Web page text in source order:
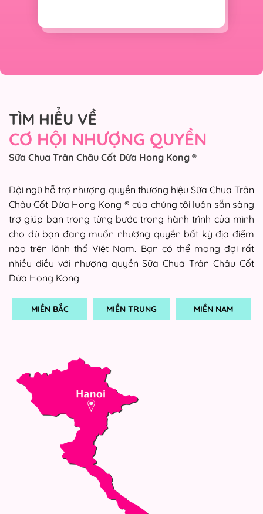
TÌM HIỂU VỀ
CƠ HỘI NHƯỢNG QUYỀN
Sữa Chua Trân Châu Cốt Dừa Hong Kong ®
Đội ngũ hỗ trợ nhượng quyền thương hiệu Sữa Chua Trân
Châu Cốt Dừa Hong Kong ® của chúng tôi luôn sẵn sàng
trợ giúp bạn trong từng bước trong hành trình của mình
cho dù bạn đang muốn nhượng quyền bất kỳ địa điểm
nào trên lãnh thổ Việt Nam. Bạn có thể mong đợi rất
nhiều điều với nhượng quyền Sữa Chua Trân Châu Cốt
Dừa Hong Kong
MIỀN BẮC MIỀN TRUNG MIỀN NAM